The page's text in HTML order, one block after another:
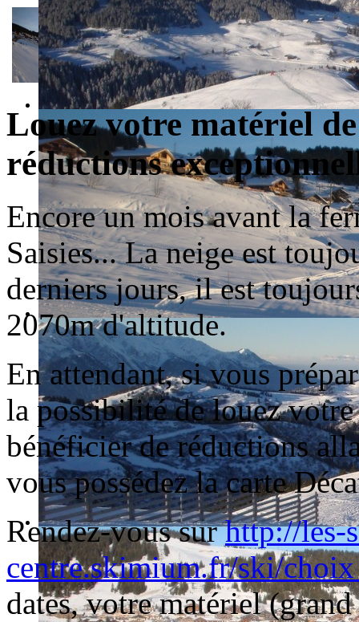
Louez votre matériel
réductions
Encore un mois avant la
Saisies... La neige est
derniers jours, il est
2070m d'altitude.
En attendant, si vous
la possibilité de louez
bénéficier de réductions
vous possédez la carte
Rendez-vous surhttp://les-
centre.skimium.fr/ski/
dates, votre matériel